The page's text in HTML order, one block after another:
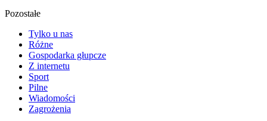
Pozostałe
Tylko u nas
Różne
Gospodarka głupcze
Z internetu
Sport
Pilne
Wiadomości
Zagrożenia